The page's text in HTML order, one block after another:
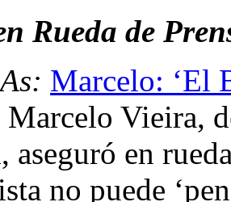
Rueda de
Marcelo: ‘El
Marcelo Vieira,
aseguró en
no puede